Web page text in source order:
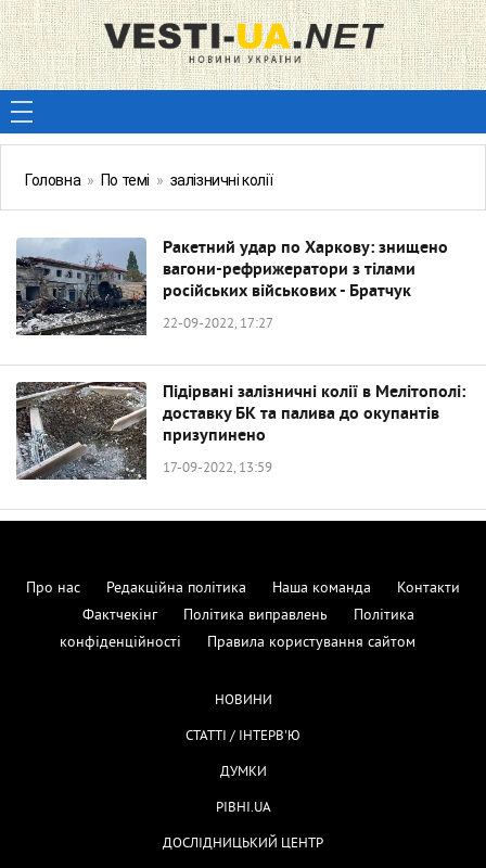
Головна » По темі » залізничні колії
Ракетний удар по Харкову: знищено
вагони-рефрижератори з тілами
російських військових - Братчук
22-09-2022, 17:27
Підірвані залізничні колії в Мелітополі:
доставку БК та палива до окупантів
призупинено
17-09-2022, 13:59
Про нас Редакційна політика Наша команда
Контакти
Фактчекінг
Політика виправлень
Політика
конфіденційності
Правила користування сайтом
НОВИНИ
СТАТТІ / ІНТЕРВ'Ю
ДУМКИ
РІВНІ.UA
ДОСЛІДНИЦЬКИЙ ЦЕНТР